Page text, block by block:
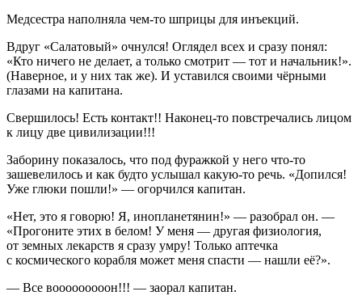
Медсестра наполняла чем-то шприцы для инъекций.
Вдруг «Салатовый» очнулся! Оглядел всех и сразу понял:
«Кто ничего не делает, а только смотрит — тот и начальник!».
(Наверное, и у них так же). И уставился своими чёрными
глазами на капитана.
Свершилось! Есть контакт!! Наконец-то повстречались лицом
к лицу две цивилизации!!!
Заборину показалось, что под фуражкой у него что-то
зашевелилось и как будто услышал какую-то речь. «Допился!
Уже глюки пошли!» — огорчился капитан.
«Нет, это я говорю! Я, инопланетянин!» — разобрал он. —
«Прогоните этих в белом! У меня — другая физиология,
от земных лекарств я сразу умру! Только аптечка
с космического корабля может меня спасти — нашли её?».
— Все вооооооооон!!! — заорал капитан.